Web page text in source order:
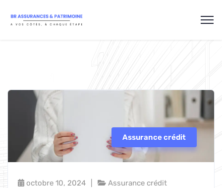
Assurance crédit
octobre 10, 2024 Assurance crédit